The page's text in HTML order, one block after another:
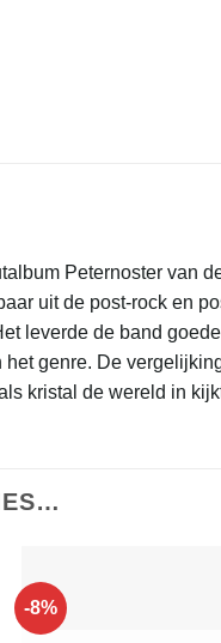
Peternoster van
uit de post-rock en
leverde de band
het genre. De
kristal de wereld in
-8%